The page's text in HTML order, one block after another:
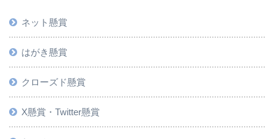
ネット懸賞
はがき懸賞
クローズド懸賞
X懸賞・Twitter懸賞